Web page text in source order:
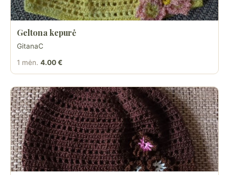
Geltona kepurė
GitanaC
1 mėn. 4.00 €